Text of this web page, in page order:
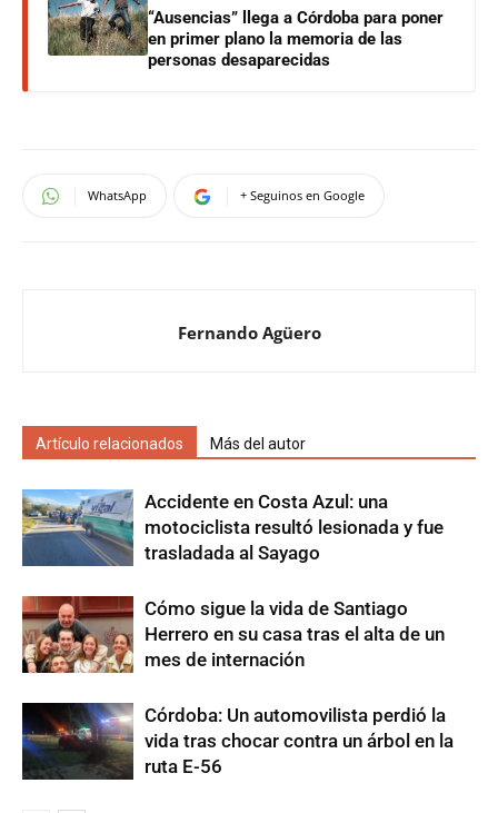
“Ausencias” llega a Córdoba para poner
en primer plano la memoria de las
personas desaparecidas
WhatsApp + Seguinos en Google
Fernando Agüero
Artículo relacionados Más del autor
Accidente en Costa Azul: una
motociclista resultó lesionada y fue
trasladada al Sayago
Cómo sigue la vida de Santiago
Herrero en su casa tras el alta de un
mes de internación
Córdoba: Un automovilista perdió la
vida tras chocar contra un árbol en la
ruta E-56